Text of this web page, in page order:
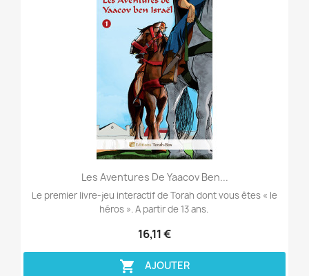
Aperçu rapide
Les Aventures De Yaacov Ben...
Le premier livre-jeu interactif de Torah dont vous êtes « le
héros ». A partir de 13 ans.
16,11 €
 AJOUTER